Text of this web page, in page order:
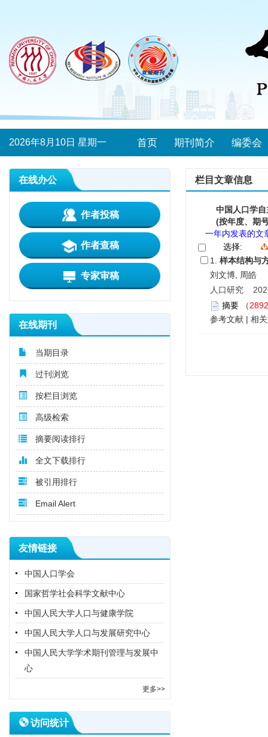
2026年8月10日 星期一 首页 期刊简介 编委会
在线办公
作者投稿
作者查稿
专家审稿
在线期刊
当期目录
过刊浏览
按栏目浏览
高级检索
摘要阅读排行
全文下载排行
被引用排行
Email Alert
友情链接
中国人口学会
国家哲学社会科学文献中心
中国人民大学人口与健康学院
中国人民大学人口与发展研究中心
中国人民大学学术期刊管理与发展中
心
更多>>
访问统计
栏目文章信息
中国人口学
(按年度、期
一年内发表的文
选择:
1. 样本结构与
刘文博, 周皓
人口研究
摘要 （2892
参考文献 | 相